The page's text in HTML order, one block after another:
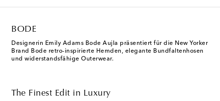
BODE
Designerin Emily Adams Bode Aujla präsentiert für die New Yorker
Brand Bode retro-inspirierte Hemden, elegante Bundfaltenhosen
und widerstandsfähige Outerwear.
The Finest Edit in Luxury